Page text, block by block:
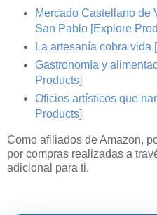
Mercado Castellano de
San Pablo
[Explore
La artesanía cobra vida
Gastronomía y
Products]
Oficios artísticos que
Products]
Como afiliados de Amazon,
por compras realizadas a
adicional para ti.